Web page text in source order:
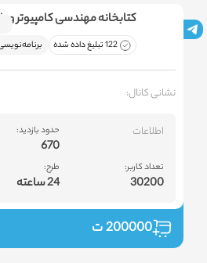
کتابخانه مهندسی کامپیوتر و
122 تبلیغ داده شده
نشانی کانال:
اطلاعات
تعداد کاربر:
30200
حدود بازدید:
670
طرح:
24 ساعته
200000ت